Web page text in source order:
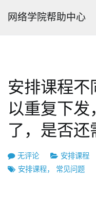
网络学院帮助中心
安排课程不
以重复下
了，是否还
安
排
无评论 安排课程
安排课程， 常见问题